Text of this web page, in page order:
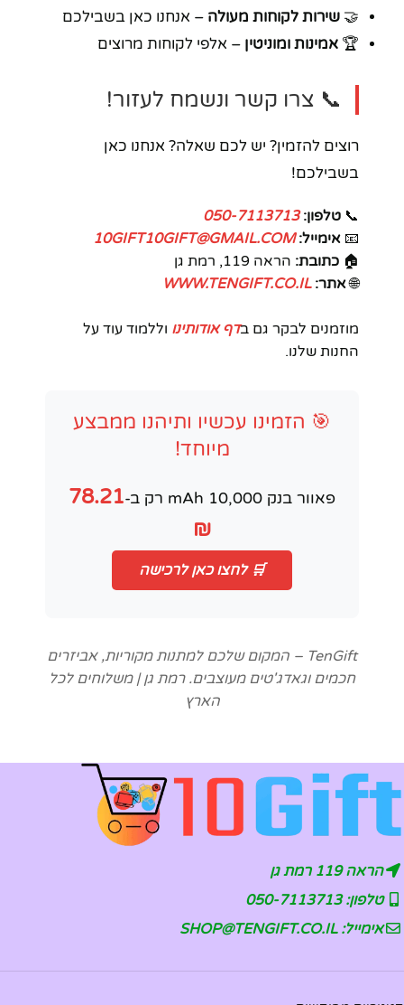
🤝 שירות לקוחות מעולה – אנחנו כאן בשבילכם
🏆 אמינות ומוניטין – אלפי לקוחות מרוצים
📞 צרו קשר ונשמח לעזור!
רוצים להזמין? יש לכם שאלה? אנחנו כאן
בשבילכם!
📞 טלפון: 050-7113713
📧 אימייל: 10GIFT10GIFT@GMAIL.COM
🏠 כתובת: הראה 119, רמת גן
🌐אתר: WWW.TENGIFT.CO.IL
מוזמנים לבקר גם בדף אודותינו וללמוד עוד על
החנות שלנו.
🎯 הזמינו עכשיו ותיהנו ממבצע
מיוחד!
פאוור בנק 10,000 mAh רק ב-
78.21
₪
🛒 לחצו כאן לרכישה
TenGift – המקום שלכם למתנות מקוריות, אביזרים
חכמים וגאדג'טים מעוצבים. רמת גן | משלוחים לכל
הארץ
הראה 119 רמת גן
טלפון: 050-7113713
אימייל: SHOP@TENGIFT.CO.IL